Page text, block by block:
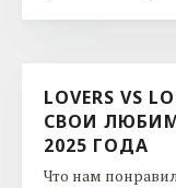
LOVERS VS
СВОИ
2025 ГОДА
Что нам